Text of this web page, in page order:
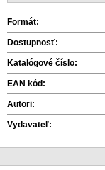
Formát:
Dostupnosť:
Katalógové číslo:
EAN kód:
Autori:
Vydavateľ: